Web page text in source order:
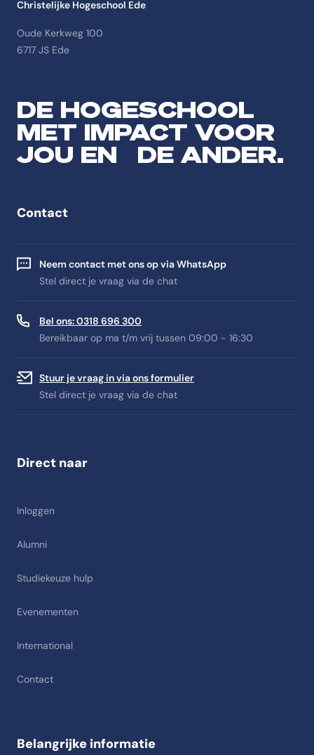
Christelijke Hogeschool Ede
Oude Kerkweg 100
6717 JS Ede
DE HOGESCHOOL
MET IMPACT VOOR
JOU EN DE ANDER.
Contact
Neem contact met ons op via WhatsApp
Stel direct je vraag via de chat
Bel ons: 0318 696 300
Bereikbaar op ma t/m vrij tussen 09:00 - 16:30
Stuur je vraag in via ons formulier
Stel direct je vraag via de chat
Direct naar
Inloggen
Alumni
Studiekeuze hulp
Evenementen
International
Contact
Belangrijke informatie